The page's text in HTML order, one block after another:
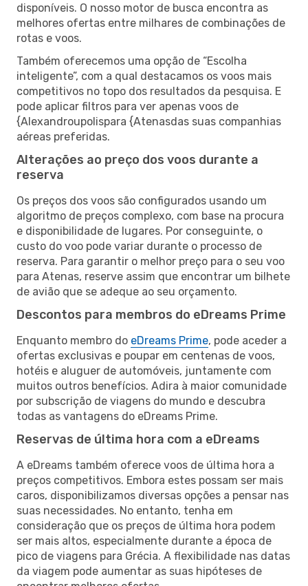
disponíveis. O nosso motor de busca encontra as
melhores ofertas entre milhares de combinações de
rotas e voos.
Também oferecemos uma opção de “Escolha
inteligente”, com a qual destacamos os voos mais
competitivos no topo dos resultados da pesquisa. E
pode aplicar filtros para ver apenas voos de
{Alexandroupolispara {Atenasdas suas companhias
aéreas preferidas.
Alterações ao preço dos voos durante a
reserva
Os preços dos voos são configurados usando um
algoritmo de preços complexo, com base na procura
e disponibilidade de lugares. Por conseguinte, o
custo do voo pode variar durante o processo de
reserva. Para garantir o melhor preço para o seu voo
para Atenas, reserve assim que encontrar um bilhete
de avião que se adeque ao seu orçamento.
Descontos para membros do eDreams Prime
Enquanto membro do eDreams Prime, pode aceder a
ofertas exclusivas e poupar em centenas de voos,
hotéis e aluguer de automóveis, juntamente com
muitos outros benefícios. Adira à maior comunidade
por subscrição de viagens do mundo e descubra
todas as vantagens do eDreams Prime.
Reservas de última hora com a eDreams
A eDreams também oferece voos de última hora a
preços competitivos. Embora estes possam ser mais
caros, disponibilizamos diversas opções a pensar nas
suas necessidades. No entanto, tenha em
consideração que os preços de última hora podem
ser mais altos, especialmente durante a época de
pico de viagens para Grécia. A flexibilidade nas datas
da viagem pode aumentar as suas hipóteses de